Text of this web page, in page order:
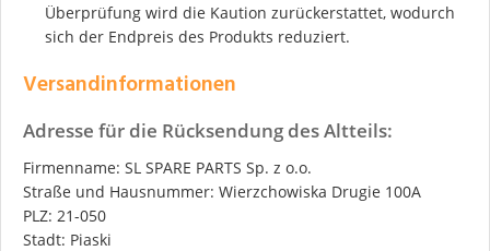
Überprüfung wird die Kaution zurückerstattet, wodurch
sich der Endpreis des Produkts reduziert.
Versandinformationen
Adresse für die Rücksendung des Altteils:
Firmenname: SL SPARE PARTS Sp. z o.o.
Straße und Hausnummer: Wierzchowiska Drugie 100A
PLZ: 21-050
Stadt: Piaski